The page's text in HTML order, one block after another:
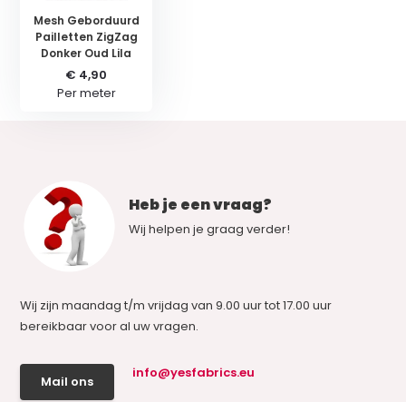
Mesh Geborduurd
Pailletten ZigZag
Donker Oud Lila
€ 4,90
Per meter
Heb je een vraag?
Wij helpen je graag verder!
Wij zijn maandag t/m vrijdag van 9.00 uur tot 17.00 uur
bereikbaar voor al uw vragen.
Mail ons
info@yesfabrics.eu